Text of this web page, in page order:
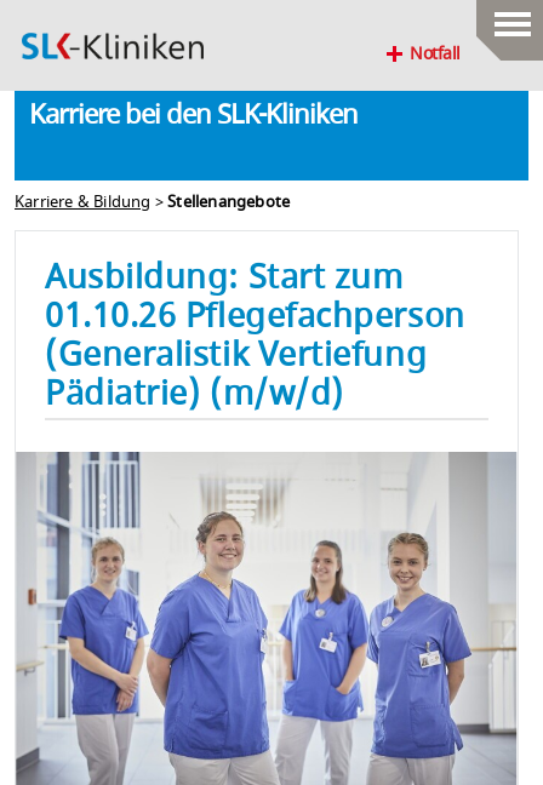
Notfall
Karriere bei den SLK-Kliniken
Karriere & Bildung >Stellenangebote
Ausbildung: Start zum
01.10.26 Pflegefachperson
(Generalistik Vertiefung
Pädiatrie) (m/w/d)